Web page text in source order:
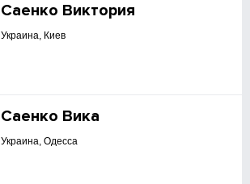
Саенко Виктория
Украина, Киев
Саенко Вика
Украина, Одесса